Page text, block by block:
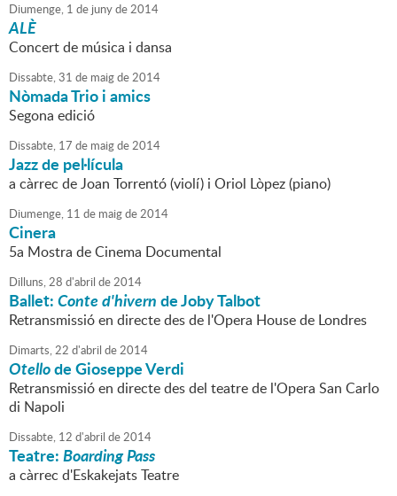
Diumenge, 1 de junyde2014
ALÈ
Concert de música i dansa
Dissabte,31 de maigde2014
Nòmada Trio i amics
Segona edició
Dissabte, 17 de maigde2014
Jazz de pel·lícula
a càrrec de Joan Torrentó (violí) i Oriol Lòpez (piano)
Diumenge, 11 de maigde2014
Cinera
5a Mostra de Cinema Documental
Dilluns,28 d'abril de2014
Ballet:Conte d'hivernde Joby Talbot
Retransmissió en directe des de l'Opera House de Londres
Dimarts,22 d'abril de2014
Otellode Gioseppe Verdi
Retransmissió en directe des del teatre de l'Opera San Carlo
di Napoli
Dissabte, 12 d'abril de2014
Teatre:Boarding Pass
a càrrec d'Eskakejats Teatre